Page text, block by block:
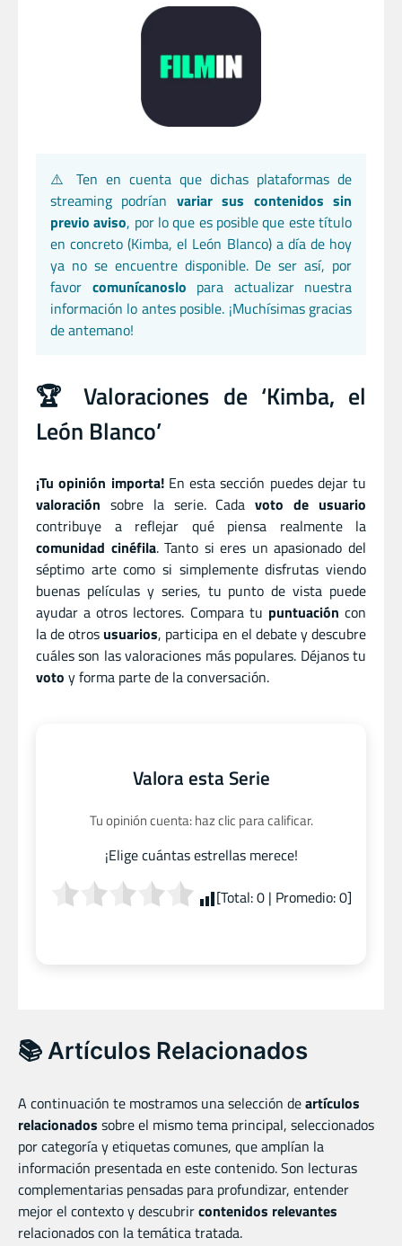
⚠️ Ten en cuenta que dichas plataformas de
streaming podrían variar sus contenidos sin
previo aviso, por lo que es posible que este título
en concreto (Kimba, el León Blanco) a día de hoy
ya no se encuentre disponible. De ser así, por
favor comunícanoslo para actualizar nuestra
información lo antes posible. ¡Muchísimas gracias
de antemano!
🏆 Valoraciones de ‘Kimba, el
León Blanco’
¡Tu opinión importa!En esta sección puedes dejar tu
valoración sobre la serie. Cadavoto de usuario
contribuye a reflejar qué piensa realmente la
comunidad cinéfila. Tanto si eres un apasionado del
séptimo arte como si simplemente disfrutas viendo
buenas películas y series, tu punto de vista puede
ayudar a otros lectores. Compara tu puntuación con
la de otros usuarios, participa en el debate y descubre
cuáles son las valoraciones más populares. Déjanos tu
voto y forma parte de la conversación.
Valora esta Serie
Tu opinión cuenta: haz clic para calificar.
¡Elige cuántas estrellas merece!
[Total:0| Promedio:0]
📚 Artículos Relacionados
A continuación te mostramos una selección deartículos
relacionados sobre el mismo tema principal, seleccionados
por categoría y etiquetas comunes, que amplían la
información presentada en este contenido. Son lecturas
complementarias pensadas para profundizar, entender
mejor el contexto y descubrircontenidos relevantes
relacionados con la temática tratada.